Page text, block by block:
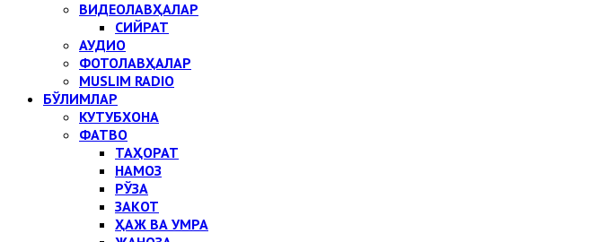
ВИДЕОЛАВҲАЛАР
СИЙРАТ
АУДИО
ФОТОЛАВҲАЛАР
MUSLIM RADIO
БЎЛИМЛАР
КУТУБХОНА
ФАТВО
ТАҲОРАТ
НАМОЗ
РЎЗА
ЗАКОТ
ҲАЖ ВА УМРА